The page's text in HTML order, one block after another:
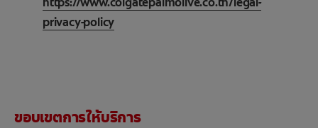
privacy-policy
ขอบเขตการให้บริการ